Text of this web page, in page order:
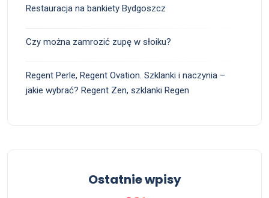
Restauracja na bankiety Bydgoszcz
Czy można zamrozić zupę w słoiku?
Regent Perle, Regent Ovation. Szklanki i naczynia –
jakie wybrać? Regent Zen, szklanki Regen
Ostatnie wpisy